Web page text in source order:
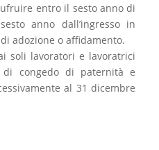
entro il sesto anno di
anno dall’ingresso in
adozione o affidamento.
soli lavoratori e lavoratrici
congedo di paternità e
al 31 dicembre